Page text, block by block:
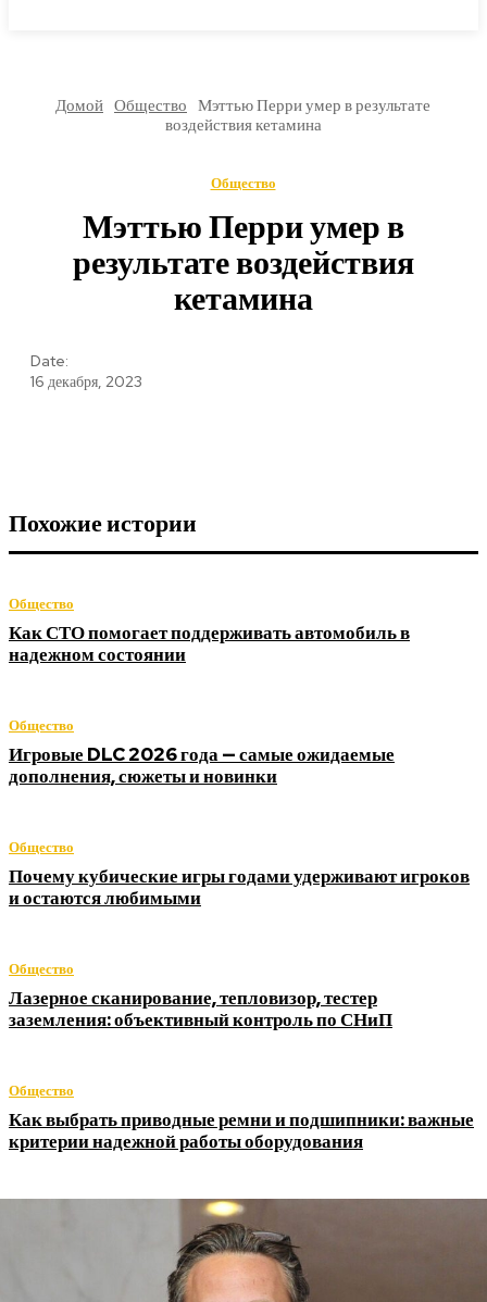
Домой Общество
Мэттью Перри умер в результате
воздействия кетамина
Общество
Мэттью Перри умер в
результате воздействия
кетамина
Date:
16 декабря, 2023
Похожие истории
Общество
Как СТО помогает поддерживать автомобиль в
надежном состоянии
Общество
Игровые DLC 2026 года — самые ожидаемые
дополнения, сюжеты и новинки
Общество
Почему кубические игры годами удерживают игроков
и остаются любимыми
Общество
Лазерное сканирование, тепловизор, тестер
заземления: объективный контроль по СНиП
Общество
Как выбрать приводные ремни и подшипники: важные
критерии надежной работы оборудования